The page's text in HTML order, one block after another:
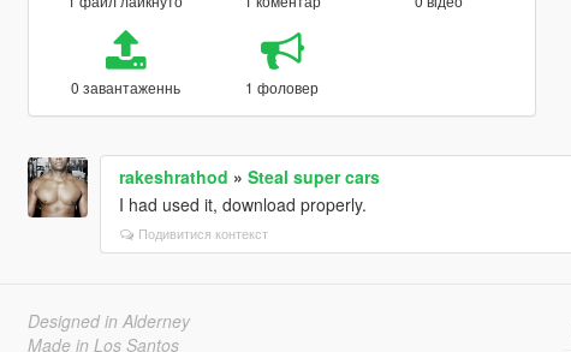
0 завантаженнь 1 фоловер
rakeshrathod » Steal super cars
I had used it, download properly.
Подивитися контекст
Designed in Alderney
Made in Los Santos